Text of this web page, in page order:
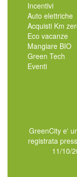
Incentivi
Auto elettriche
Acquisti Km
Eco vacanze
Mangiare BIO
Green Tech
Eventi
GreenCity e'
registrata
11/10/